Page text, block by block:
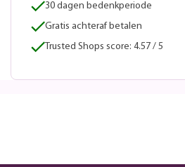
30 dagen bedenkperiode
Gratis achteraf betalen
Trusted Shops score: 4.57 / 5